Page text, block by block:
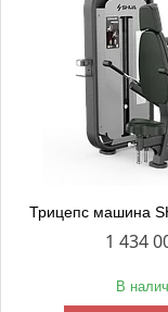
Трицепс машина
1 434
В